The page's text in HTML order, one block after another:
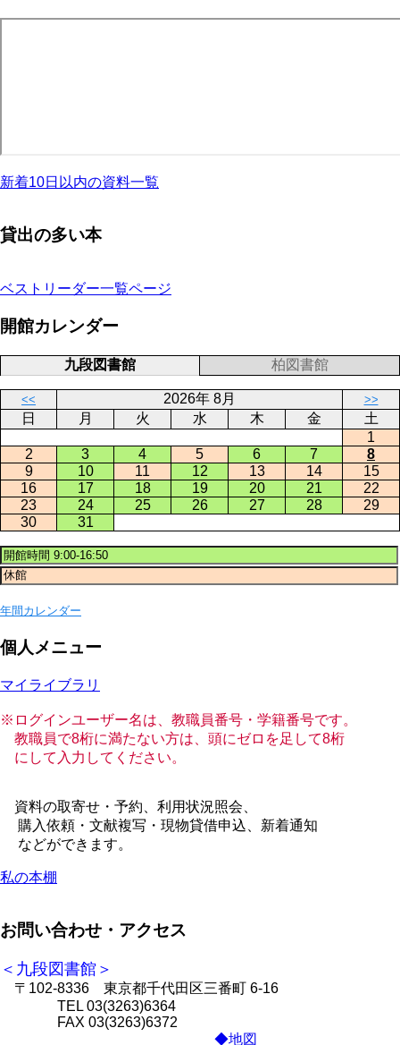
新着10日以内の資料一覧
貸出の多い本
ベストリーダー一覧ページ
開館カレンダー
九段図書館 柏図書館
<< 2026年 8月 >>
日 月 火 水 木 金
土
1
2
3 4 5 6 7
8
9
10 11 12 13 14
15
16
17 18 19 20 21
22
23
24 25 26 27 28
29
30
31
年間カレンダー
個人メニュー
マイライブラリ
※ログインユーザー名は、教職員番号・学籍番号です。
教職員で8桁に満たない方は、頭にゼロを足して8桁
にして入力してください。
資料の取寄せ・予約、利用状況照会、
購入依頼・文献複写・現物貸借申込、新着通知
などができます。
私の本棚
お問い合わせ・アクセス
＜九段図書館＞
〒102-8336 東京都千代田区三番町 6-16
TEL 03(3263)6364
FAX 03(3263)6372
◆地図